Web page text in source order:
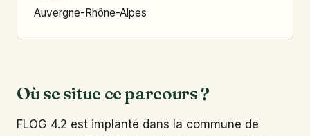
Auvergne-Rhône-Alpes
Où se situe ce parcours ?
FLOG 4.2 est implanté dans la commune de